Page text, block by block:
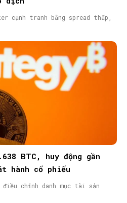
cạnh tranh bằng spread thấp,
BTC, huy động gần
hành cổ phiếu
chỉnh danh mục tài sản